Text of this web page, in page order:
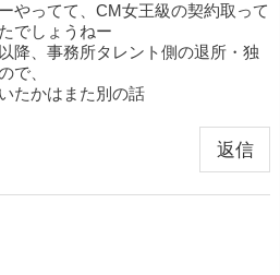
やってて、CM女王級の契約取って
でしょうねー
降、事務所タレント側の退所・独
で、
たかはまた別の話
返信